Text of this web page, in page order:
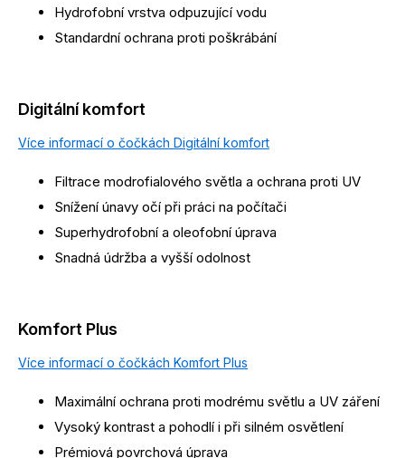
Hydrofobní vrstva odpuzující vodu
Standardní ochrana proti poškrábání
Digitální komfort
Více informací o čočkách Digitální komfort
Filtrace modrofialového světla a ochrana proti UV
Snížení únavy očí při práci na počítači
Superhydrofobní a oleofobní úprava
Snadná údržba a vyšší odolnost
Komfort Plus
Více informací o čočkách Komfort Plus
Maximální ochrana proti modrému světlu a UV záření
Vysoký kontrast a pohodlí i při silném osvětlení
Prémiová povrchová úprava